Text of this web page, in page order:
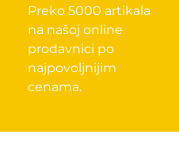
Preko 5000 artikala
na našoj online
prodavnici po
najpovoljnijim
cenama.